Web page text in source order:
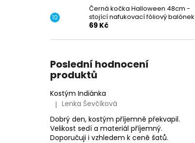
Černá kočka Halloween 48cm -
stojící nafukovací fóliový balónek
69 Kč
Poslední hodnocení
produktů
Kostým Indiánka
Hodnocení produktu je 5 z 5 hvězdiček.
| Lenka Ševčíková
Dobrý den, kostým příjemně překvapil.
Velikost sedí a materiál příjemný.
Doporučuji i vzhledem k ceně šatů.